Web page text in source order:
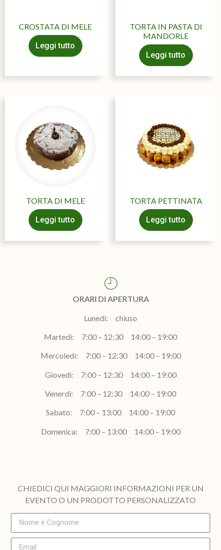
CROSTATA DI MELE
Leggi tutto
TORTA IN PASTA DI
MANDORLE
Leggi tutto
TORTA DI MELE
Leggi tutto
TORTA PETTINATA
Leggi tutto
ORARI DI APERTURA
Lunedì: chiuso
Martedì: 7:00 – 12:30 14:00 – 19:00
Mercoledì: 7:00 – 12:30 14:00 – 19:00
Giovedì: 7:00 – 12:30 14:00 – 19:00
Venerdì: 7:00 – 12:30 14:00 – 19:00
Sabato: 7:00 – 13:00 14:00 – 19:00
Domenica: 7:00 – 13:00 14:00 – 19:00
CHIEDICI QUI MAGGIORI INFORMAZIONI PER UN
EVENTO O UN PRODOTTO PERSONALIZZATO